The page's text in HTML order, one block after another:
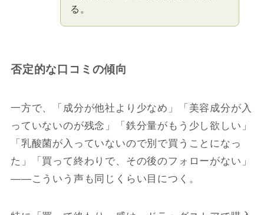
る。
否定的な口コミの傾向
一方で、「成分が他社より少なめ」「美容成分が入
っていないのが残念」「鉄分量がもう少し欲しい」
「乳酸菌が入っていないので別で買うことになっ
た」「買って終わりで、その後のフォローがない」
――こういう声も同じくらい目につく。